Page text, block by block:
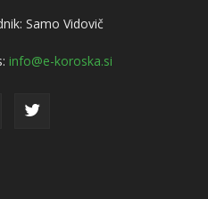
Samo Vidovič
info@e-koroska.si